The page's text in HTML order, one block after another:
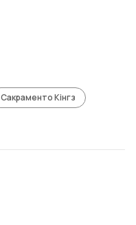
Сакраменто Кінгз